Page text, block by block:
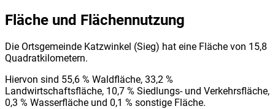
Fläche und Flächennutzung
Die Ortsgemeinde Katzwinkel (Sieg) hat eine Fläche von 15,8
Quadratkilometern.
Hiervon sind 55,6 % Waldfläche, 33,2 %
Landwirtschaftsfläche, 10,7 % Siedlungs- und Verkehrsfläche,
0,3 % Wasserfläche und 0,1 % sonstige Fläche.